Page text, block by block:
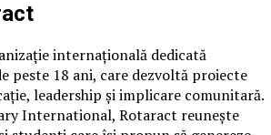
internațională dedicată
peste 18 ani, care dezvoltă proiecte
leadership și implicare comunitară.
International, Rotaract reunește